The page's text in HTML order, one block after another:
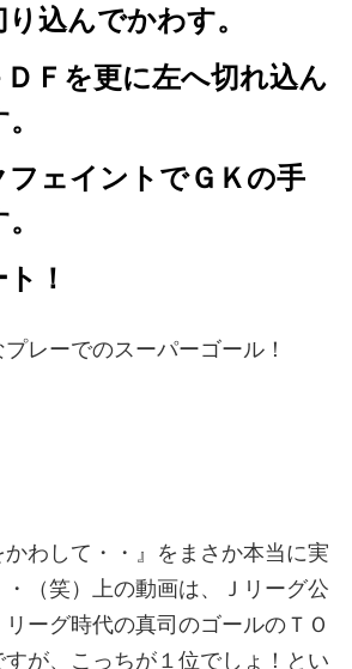
込んでかわす。
ＤＦを更に左へ切れ込ん
ェイントでＧＫの手
！
レーでのスーパーゴール！
わして・・』をまさか本当に実
（笑）上の動画は、Ｊリーグ公
ーグ時代の真司のゴールのＴＯ
すが、こっちが１位でしょ！とい